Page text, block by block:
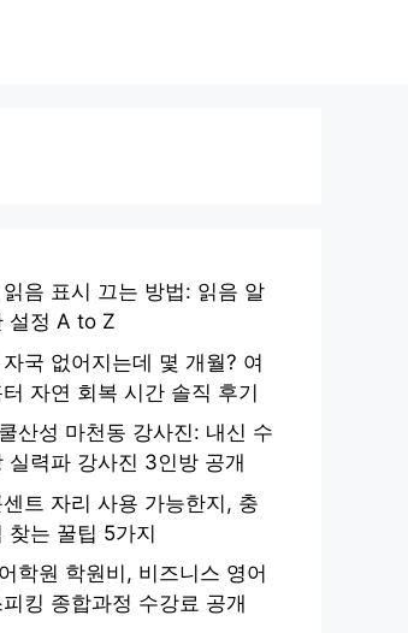
음 표시 끄는 방법: 읽음 알
설정 A to Z
국 없어지는데 몇 개월? 여
터 자연 회복 시간 솔직 후기
산성 마천동 강사진: 내신 수
실력파 강사진 3인방 공개
트 자리 사용 가능한지, 충
찾는 꿀팁 5가지
학원 학원비, 비즈니스 영어
킹 종합과정 수강료 공개